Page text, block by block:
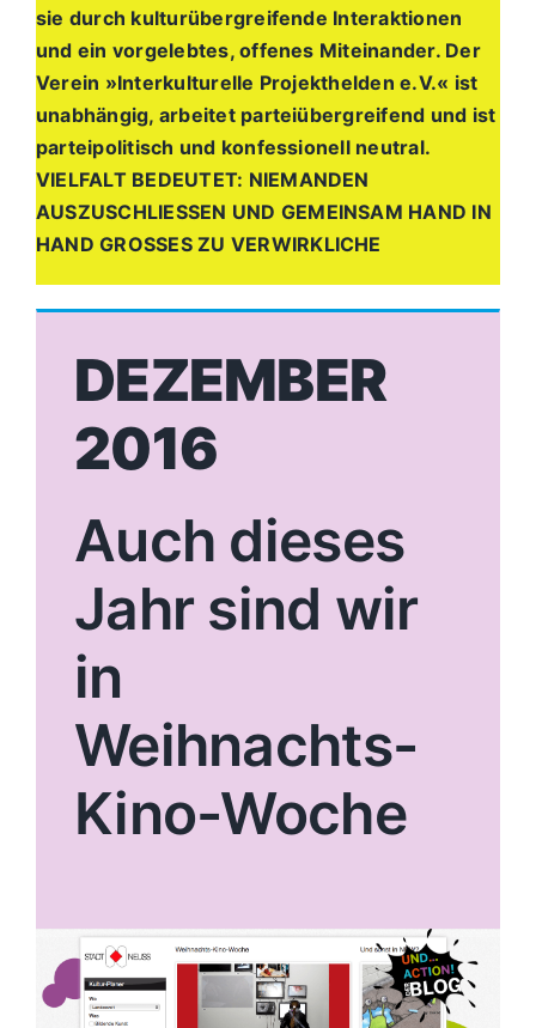
sie durch kulturübergreifende Interaktionen
und ein vorgelebtes, offenes Miteinander. Der
Verein »Interkulturelle Projekthelden e.V.« ist
unabhängig, arbeitet parteiübergreifend und ist
parteipolitisch und konfessionell neutral.
VIELFALT BEDEUTET: NIEMANDEN
AUSZUSCHLIESSEN UND GEMEINSAM HAND IN
HAND GROSSES ZU VERWIRKLICHE
DEZEMBER
2016
Auch dieses
Jahr sind wir
in
Weihnachts-
Kino-Woche